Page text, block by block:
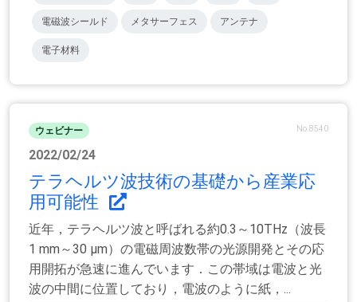
電磁波シールド メタサーフェス アンテナ
電子材料
ウェビナー No.8540
2022/02/24
テラヘルツ波技術の基礎から産業応
用可能性
近年，テラヘルツ波と呼ばれる約0.3～10THz（波長
1 mm～30 μm）の電磁周波数帯の光源開発とその応
用開拓が急速に進んでいます．この帯域は電波と光
波の中間に位置しており，電波のように紙，...